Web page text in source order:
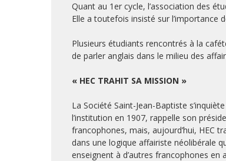
Quant au 1er cycle, l’association des
Elle a toutefois insisté sur
Plusieurs étudiants rencontrés à la
de parler anglais dans le milieu des
« HEC TRAHIT SA MISSION »
La Société Saint-Jean-Baptiste
l’institution en 1907, rappelle son
francophones, mais, aujourd’hui, HEC
dans une logique affairiste néolibérale
enseignent à d’autres francopho­nes en